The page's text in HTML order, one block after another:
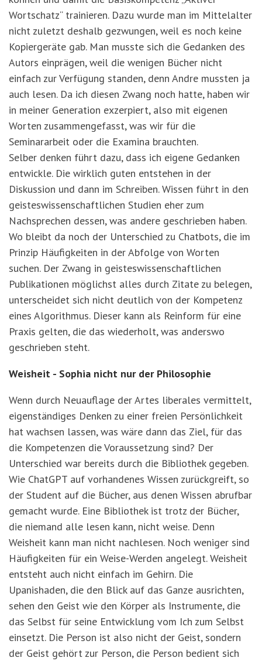
Wortschatz“ trainieren. Dazu wurde man im Mittelalter
nicht zuletzt deshalb gezwungen, weil es noch keine
Kopiergeräte gab. Man musste sich die Gedanken des
Autors einprägen, weil die wenigen Bücher nicht
einfach zur Verfügung standen, denn Andre mussten ja
auch lesen. Da ich diesen Zwang noch hatte, haben wir
in meiner Generation exzerpiert, also mit eigenen
Worten zusammengefasst, was wir für die
Seminararbeit oder die Examina brauchten.
Selber denken führt dazu, dass ich eigene Gedanken
entwickle. Die wirklich guten entstehen in der
Diskussion und dann im Schreiben. Wissen führt in den
geisteswissenschaftlichen Studien eher zum
Nachsprechen dessen, was andere geschrieben haben.
Wo bleibt da noch der Unterschied zu Chatbots, die im
Prinzip Häufigkeiten in der Abfolge von Worten
suchen. Der Zwang in geisteswissenschaftlichen
Publikationen möglichst alles durch Zitate zu belegen,
unterscheidet sich nicht deutlich von der Kompetenz
eines Algorithmus. Dieser kann als Reinform für eine
Praxis gelten, die das wiederholt, was anderswo
geschrieben steht.
Weisheit - Sophia nicht nur der Philosophie
Wenn durch Neuauflage der Artes liberales vermittelt,
eigenständiges Denken zu einer freien Persönlichkeit
hat wachsen lassen, was wäre dann das Ziel, für das
die Kompetenzen die Voraussetzung sind? Der
Unterschied war bereits durch die Bibliothek gegeben.
Wie ChatGPT auf vorhandenes Wissen zurückgreift, so
der Student auf die Bücher, aus denen Wissen abrufbar
gemacht wurde. Eine Bibliothek ist trotz der Bücher,
die niemand alle lesen kann, nicht weise. Denn
Weisheit kann man nicht nachlesen. Noch weniger sind
Häufigkeiten für ein Weise-Werden angelegt. Weisheit
entsteht auch nicht einfach im Gehirn. Die
Upanishaden, die den Blick auf das Ganze ausrichten,
sehen den Geist wie den Körper als Instrumente, die
das Selbst für seine Entwicklung vom Ich zum Selbst
einsetzt. Die Person ist also nicht der Geist, sondern
der Geist gehört zur Person, die Person bedient sich